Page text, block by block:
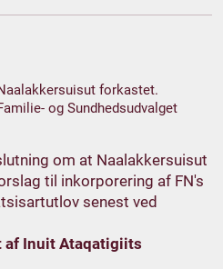
forkastet.
og Sundhedsudvalget
om at Naalakkersuisut
til inkorporering af FN's
senest ved
af Inuit Ataqatigiits